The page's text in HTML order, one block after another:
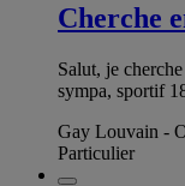
Cherche
Salut, je
sympa, sportif
Gay Louvain -
Particulier